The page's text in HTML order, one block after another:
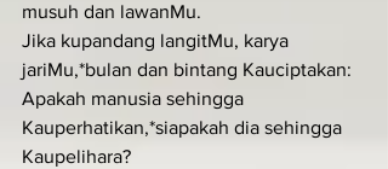
musuh dan lawanMu.
Jika kupandang langitMu, karya
jariMu,*bulan dan bintang Kauciptakan:
Apakah manusia sehingga
Kauperhatikan,*siapakah dia sehingga
Kaupelihara?